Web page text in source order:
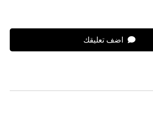
اضف تعليقك